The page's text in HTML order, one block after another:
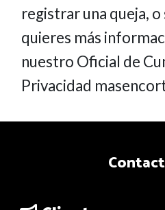
registrar una queja,
quieres más
nuestro Oficial de
Privacidad